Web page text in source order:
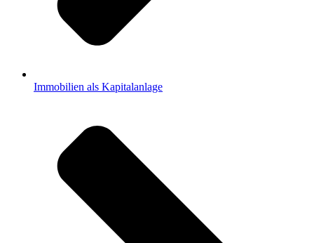
Immobilien als Kapitalanlage